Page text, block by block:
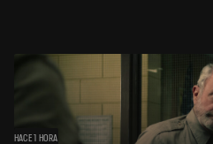
HACE 1 HORA